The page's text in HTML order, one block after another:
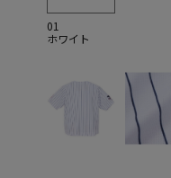
01
ホワイト